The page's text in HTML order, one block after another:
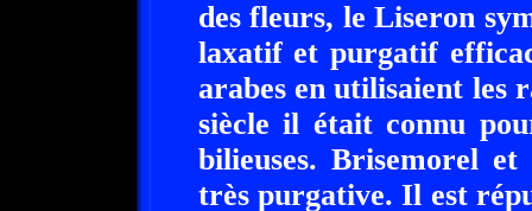
des fleurs, le Liseron
laxatif et purgatif
arabes en utilisaient les
siècle il était connu
bilieuses. Brisemorel
très purgative. Il est